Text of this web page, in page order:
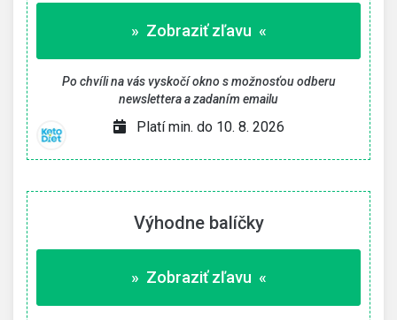
» Zobraziť zľavu «
Po chvíli na vás vyskočí okno s možnosťou odberu
newslettera a zadaním emailu
Platí min. do 10. 8. 2026
Výhodne balíčky
» Zobraziť zľavu «